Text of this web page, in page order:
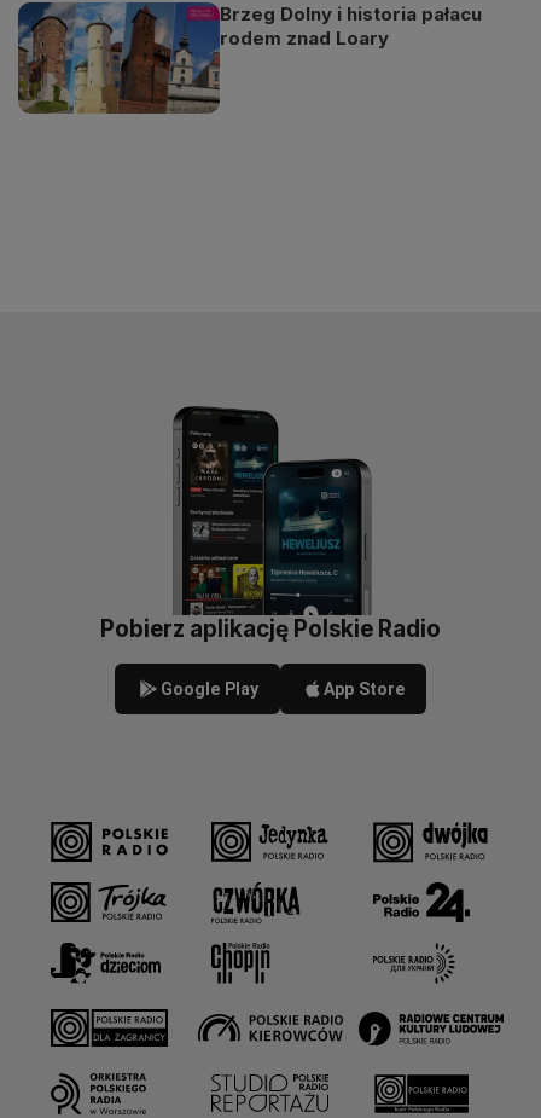
Brzeg Dolny i historia pałacu
rodem znad Loary
Odtwarzacz
jest
Pobierz aplikację Polskie Radio
Google Play App Store